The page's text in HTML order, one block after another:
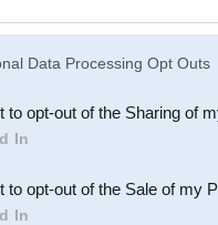
Participants
Data Processing Opt Outs
to opt-out of the Sharing of
In
to opt-out of the Sale of my
In